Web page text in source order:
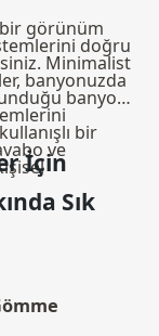
görünüm
doğru
Minimalist
banyonuzda
banyo
bir
ve
İçin
Sık